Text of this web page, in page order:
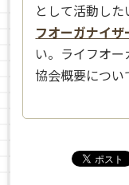
として活動した
フオーガナイ
い。ライフオ
協会概要につい